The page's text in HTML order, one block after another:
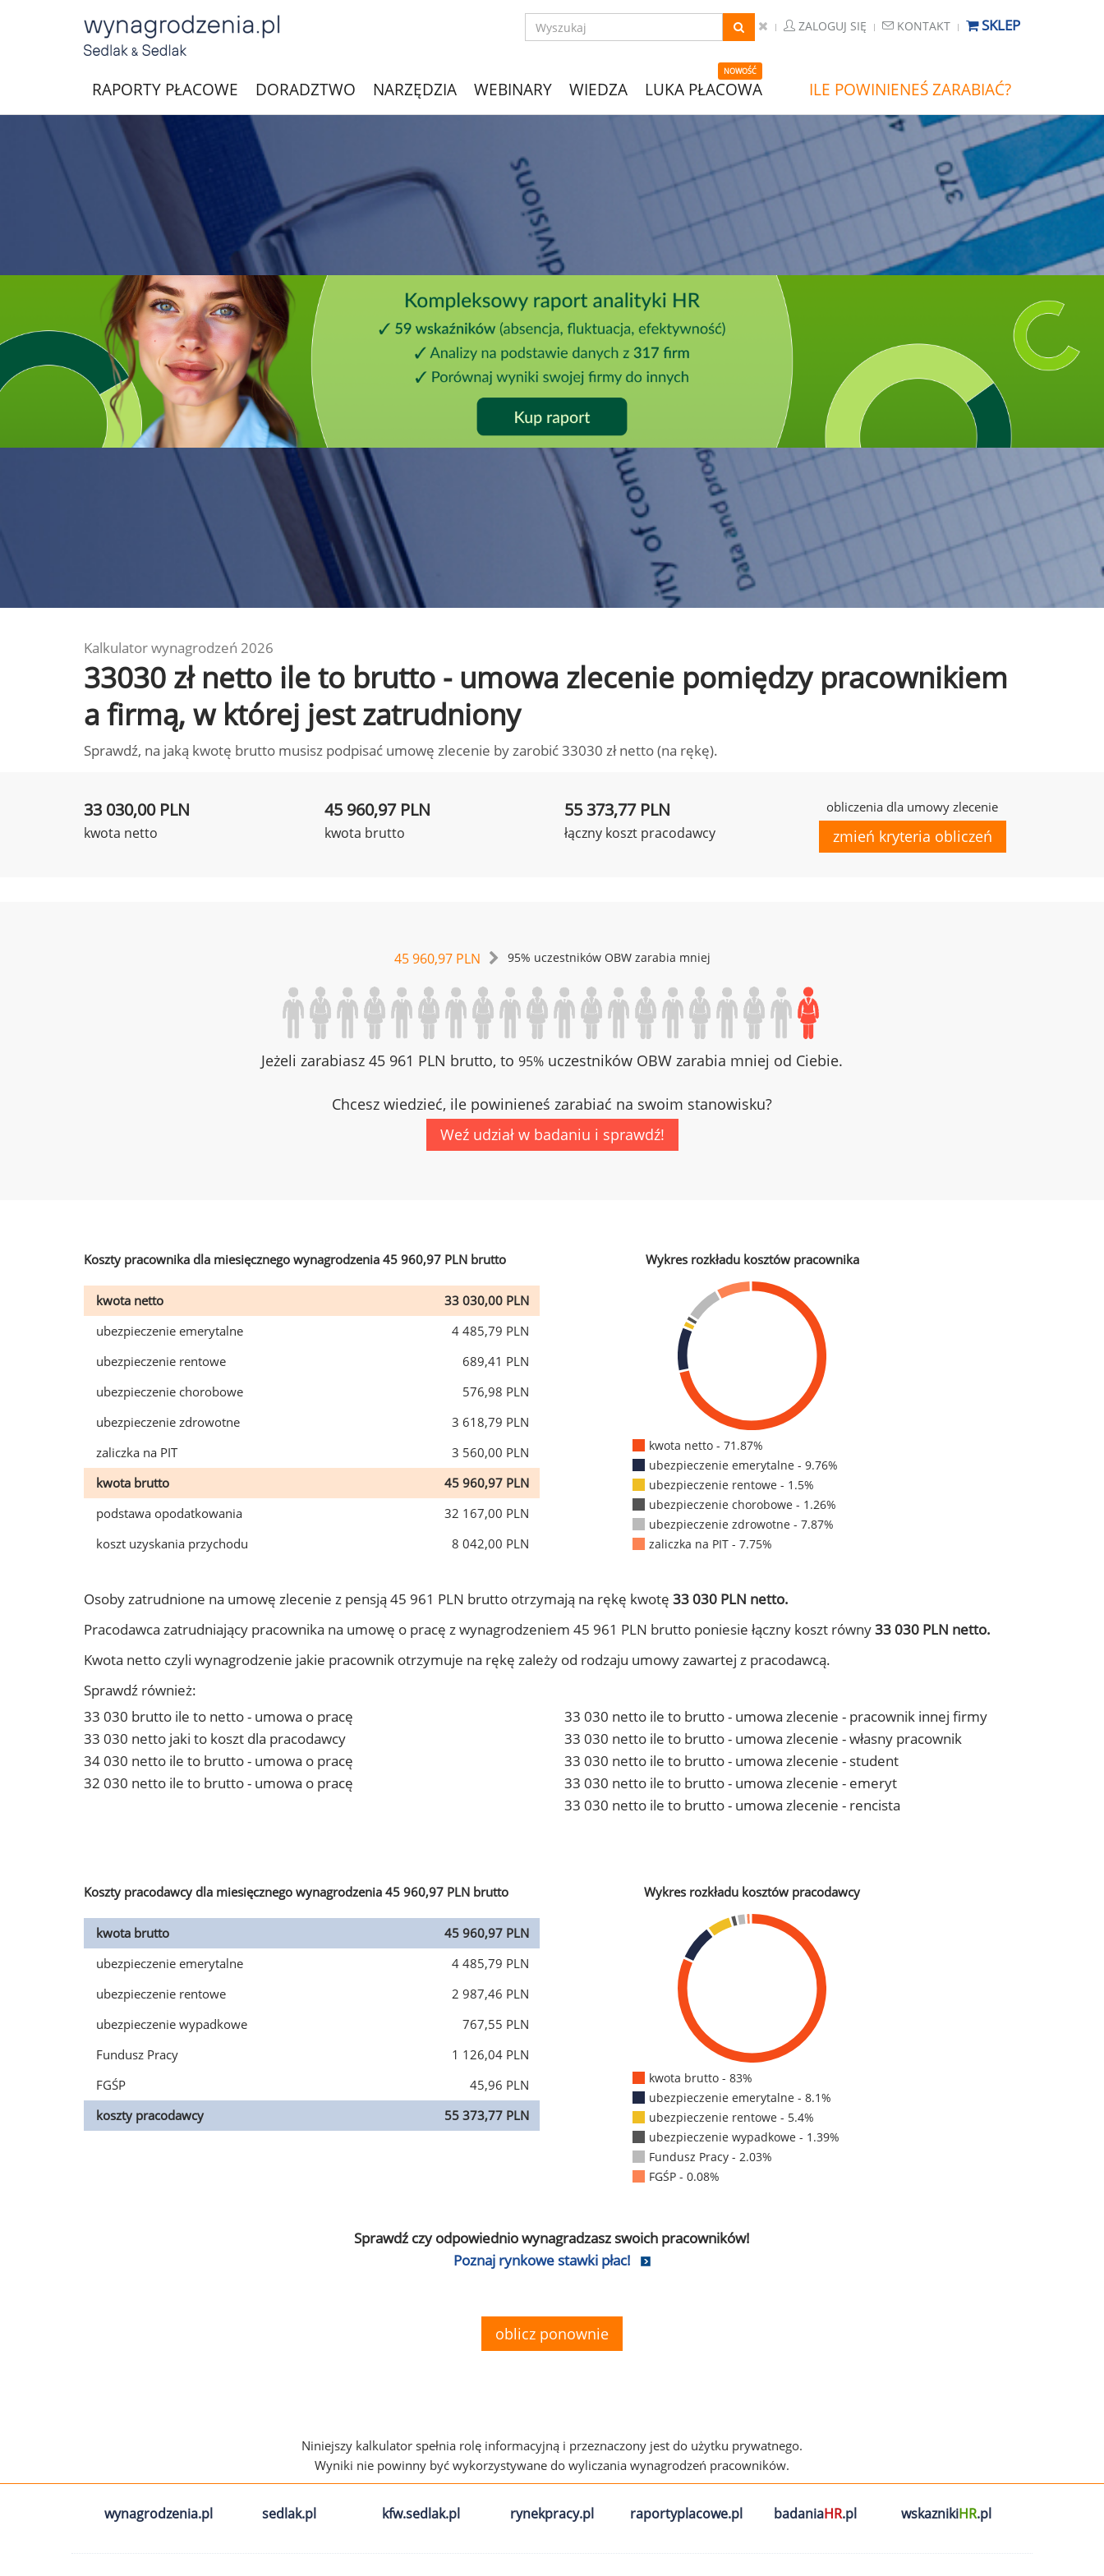
ZALOGUJ SIĘ KONTAKT SKLEP
RAPORTY PŁACOWE DORADZTWO NARZĘDZIA WEBINARY WIEDZA
NOWOŚĆ
LUKA PŁACOWA ILE POWINIENEŚ ZARABIAĆ?
Kalkulator wynagrodzeń 2026
33030 zł netto ile to brutto - umowa zlecenie pomiędzy pracownikiem
a firmą, w której jest zatrudniony
Sprawdź, na jaką kwotę brutto musisz podpisać umowę zlecenie by zarobić 33030 zł netto (na rękę).
33 030,00 PLN
kwota netto
45 960,97 PLN
kwota brutto
55 373,77 PLN
łączny koszt pracodawcy
obliczenia dla umowy zlecenie
zmień kryteria obliczeń
45 960,97 PLN 95% uczestników OBW zarabia mniej
Jeżeli zarabiasz 45 961 PLN brutto, to 95% uczestników OBW zarabia mniej od Ciebie.
Chcesz wiedzieć, ile powinieneś zarabiać na swoim stanowisku?
Weź udział w badaniu i sprawdź!
Koszty pracownika dla miesięcznego wynagrodzenia 45 960,97 PLN brutto
kwota netto
33 030,00 PLN
ubezpieczenie emerytalne
4 485,79 PLN
ubezpieczenie rentowe
689,41 PLN
ubezpieczenie chorobowe
576,98 PLN
ubezpieczenie zdrowotne
3 618,79 PLN
zaliczka na PIT
3 560,00 PLN
kwota brutto
45 960,97 PLN
podstawa opodatkowania
32 167,00 PLN
koszt uzyskania przychodu
8 042,00 PLN
Wykres rozkładu kosztów pracownika
kwota netto - 71.87%
ubezpieczenie emerytalne - 9.76%
ubezpieczenie rentowe - 1.5%
ubezpieczenie chorobowe - 1.26%
ubezpieczenie zdrowotne - 7.87%
zaliczka na PIT - 7.75%
Osoby zatrudnione na umowę zlecenie z pensją 45 961 PLN brutto otrzymają na rękę kwotę 33 030 PLN netto.
Pracodawca zatrudniający pracownika na umowę o pracę z wynagrodzeniem 45 961 PLN brutto poniesie łączny koszt równy33 030 PLN netto.
Kwota netto czyli wynagrodzenie jakie pracownik otrzymuje na rękę zależy od rodzaju umowy zawartej z pracodawcą.
Sprawdź również:
33 030 brutto ile to netto - umowa o pracę
33 030 netto jaki to koszt dla pracodawcy
34 030 netto ile to brutto - umowa o pracę
32 030 netto ile to brutto - umowa o pracę
33 030 netto ile to brutto - umowa zlecenie - pracownik innej firmy
33 030 netto ile to brutto - umowa zlecenie - własny pracownik
33 030 netto ile to brutto - umowa zlecenie - student
33 030 netto ile to brutto - umowa zlecenie - emeryt
33 030 netto ile to brutto - umowa zlecenie - rencista
Koszty pracodawcy dla miesięcznego wynagrodzenia 45 960,97 PLN brutto
kwota brutto
45 960,97 PLN
ubezpieczenie emerytalne
4 485,79 PLN
ubezpieczenie rentowe
2 987,46 PLN
ubezpieczenie wypadkowe
767,55 PLN
Fundusz Pracy
1 126,04 PLN
FGŚP
45,96 PLN
koszty pracodawcy
55 373,77 PLN
Wykres rozkładu kosztów pracodawcy
kwota brutto - 83%
ubezpieczenie emerytalne - 8.1%
ubezpieczenie rentowe - 5.4%
ubezpieczenie wypadkowe - 1.39%
Fundusz Pracy - 2.03%
FGŚP - 0.08%
Sprawdź czy odpowiednio wynagradzasz swoich pracowników!
Poznaj rynkowe stawki płac!
oblicz ponownie
Niniejszy kalkulator spełnia rolę informacyjną i przeznaczony jest do użytku prywatnego.
Wyniki nie powinny być wykorzystywane do wyliczania wynagrodzeń pracowników.
wynagrodzenia.pl sedlak.pl kfw.sedlak.pl rynekpracy.pl raportyplacowe.pl badaniaHR.pl wskaznikiHR.pl